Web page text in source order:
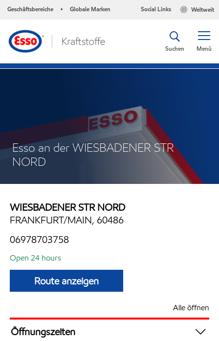
Geschäftsbereiche • Globale Marken Weltweit
Social Links
Menü
Suchen
Esso an der WIESBADENER STR
NORD
WIESBADENER STR NORD
FRANKFURT/MAIN, 60486
06978703758
Open 24 hours
Route anzeigen
Alle öffnen
Öffnungszeiten